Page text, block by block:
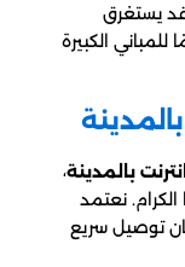
يستغرق
للمباني الكبيرة
بالمدينة،
الكرام. نعتمد
توصيل سريع